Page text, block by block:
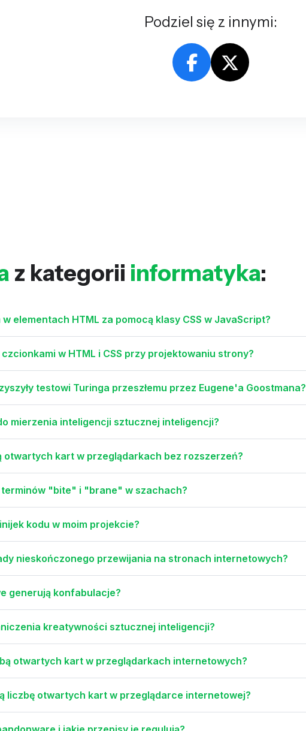
Podziel się z innymi:
z kategorii informatyka:
elementach HTML za pomocą klasy CSS w JavaScript?
w HTML i CSS przy projektowaniu strony?
testowi Turinga przeszłemu przez Eugene'a Goostmana?
mierzenia inteligencji sztucznej inteligencji?
otwartych kart w przeglądarkach bez rozszerzeń?
"bite" i "brane" w szachach?
kodu w moim projekcie?
nieskończonego przewijania na stronach internetowych?
generują konfabulacje?
kreatywności sztucznej inteligencji?
otwartych kart w przeglądarkach internetowych?
liczbę otwartych kart w przeglądarce internetowej?